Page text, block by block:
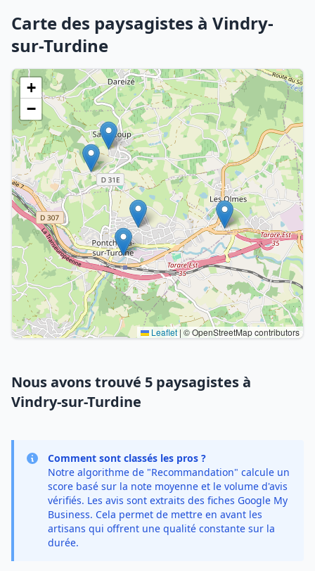
Carte des paysagistes à Vindry-
sur-Turdine
+
−
Leaflet| © OpenStreetMap contributors
Nous avons trouvé 5 paysagistes à
Vindry-sur-Turdine
Comment sont classés les pros ?
Notre algorithme de "Recommandation" calcule un
score basé sur la note moyenne et le volume d'avis
vérifiés. Les avis sont extraits des fiches Google My
Business. Cela permet de mettre en avant les
artisans qui offrent une qualité constante sur la
durée.